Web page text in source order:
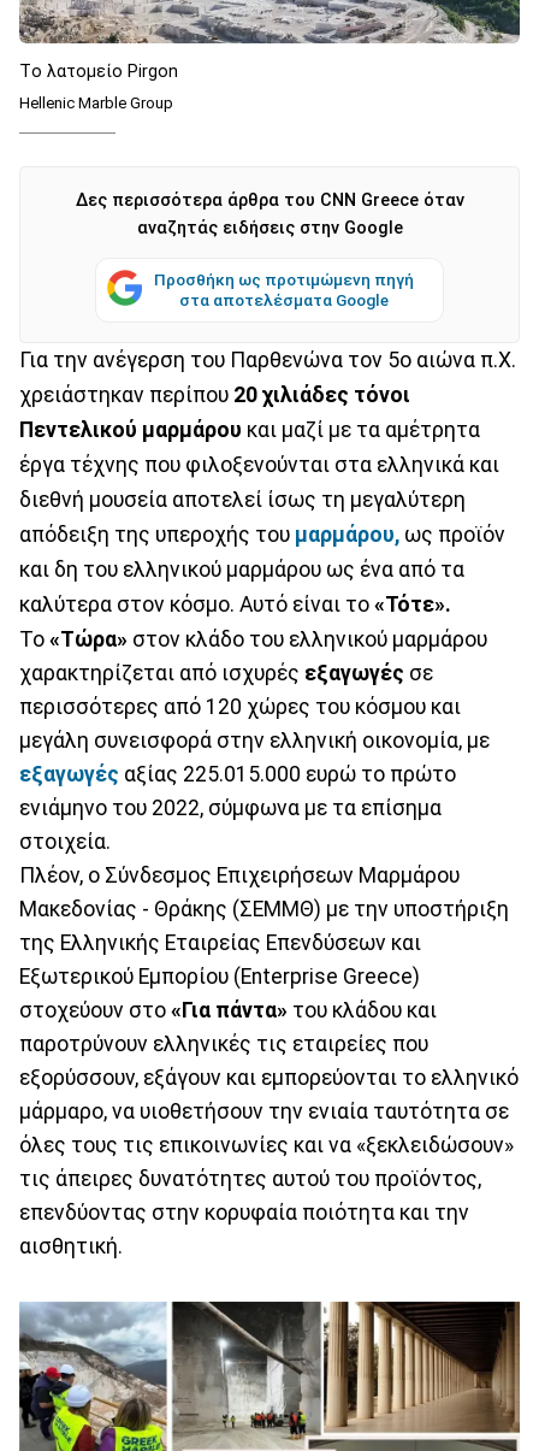
Tο λατομείο Pirgon
Hellenic Marble Group
Δες περισσότερα άρθρα του CNN Greece όταν
αναζητάς ειδήσεις στην Google
Προσθήκη ως προτιμώμενη πηγή
στα αποτελέσματα Google
Για την ανέγερση του Παρθενώνα τον 5ο αιώνα π.Χ.
χρειάστηκαν περίπου 20 χιλιάδες τόνοι
Πεντελικού μαρμάρου και μαζί με τα αμέτρητα
έργα τέχνης που φιλοξενούνται στα ελληνικά και
διεθνή μουσεία αποτελεί ίσως τη μεγαλύτερη
απόδειξη της υπεροχής του μαρμάρου, ως προϊόν
και δη του ελληνικού μαρμάρου ως ένα από τα
καλύτερα στον κόσμο. Αυτό είναι το «Τότε».
Το «Τώρα» στον κλάδο του ελληνικού μαρμάρου
χαρακτηρίζεται από ισχυρές εξαγωγές σε
περισσότερες από 120 χώρες του κόσμου και
μεγάλη συνεισφορά στην ελληνική οικονομία, με
εξαγωγές αξίας 225.015.000 ευρώ το πρώτο
ενιάμηνο του 2022, σύμφωνα με τα επίσημα
στοιχεία.
Πλέον, ο Σύνδεσμος Επιχειρήσεων Μαρμάρου
Μακεδονίας - Θράκης (ΣΕΜΜΘ) με την υποστήριξη
της Ελληνικής Εταιρείας Επενδύσεων και
Εξωτερικού Εμπορίου (Enterprise Greece)
στοχεύουν στο «Για πάντα» του κλάδου και
παροτρύνουν ελληνικές τις εταιρείες που
εξορύσσουν, εξάγουν και εμπορεύονται το ελληνικό
μάρμαρο, να υιοθετήσουν την ενιαία ταυτότητα σε
όλες τους τις επικοινωνίες και να «ξεκλειδώσουν»
τις άπειρες δυνατότητες αυτού του προϊόντος,
επενδύοντας στην κορυφαία ποιότητα και την
αισθητική.